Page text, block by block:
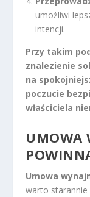
umożliwi
intencji.
Przy takim
znalezienie
na
poczucie
właściciela
UMOWA
Umowa
warto starannie